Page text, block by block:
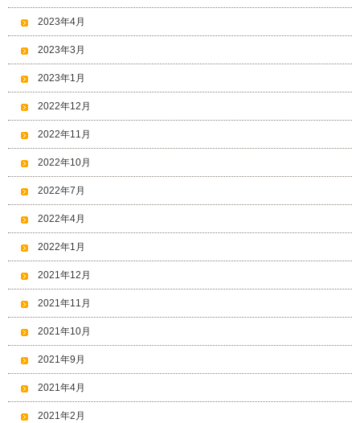
2023年4月
2023年3月
2023年1月
2022年12月
2022年11月
2022年10月
2022年7月
2022年4月
2022年1月
2021年12月
2021年11月
2021年10月
2021年9月
2021年4月
2021年2月